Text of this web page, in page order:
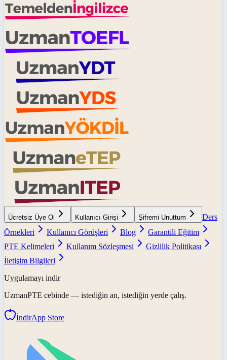
Ücretsiz Üye Ol Kullanıcı Girişi Şifremi Unuttum
Ders
Örnekleri
Kullanıcı Görüşleri Blog
Garantili Eğitim
PTE Kelimeleri
Kullanım Sözleşmesi
Gizlilik Politikası
İletişim Bilgileri
Uygulamayı indir
UzmanPTE cebinde — istediğin an, istediğin yerde çalış.
İndirApp Store